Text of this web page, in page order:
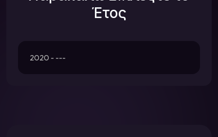
Έτος
2020 - ---